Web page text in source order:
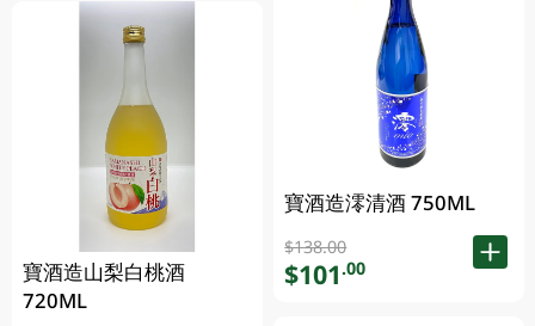
寶酒造山梨白桃酒
720ML
寶酒造澪清酒 750ML
$138.00
$101.00